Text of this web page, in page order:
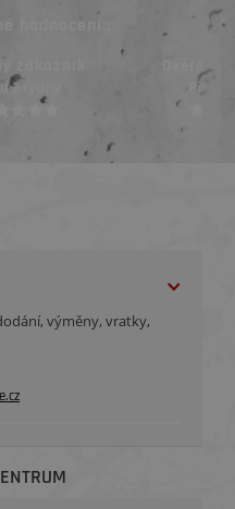
hodnocení::
výměny, vratky,